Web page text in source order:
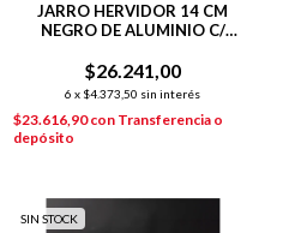
JARRO HERVIDOR 14 CM
NEGRO DE ALUMINIO C/
$26.241,00
6 x $4.373,50 sin interés
$23.616,90con Transferencia o
depósito
SIN STOCK